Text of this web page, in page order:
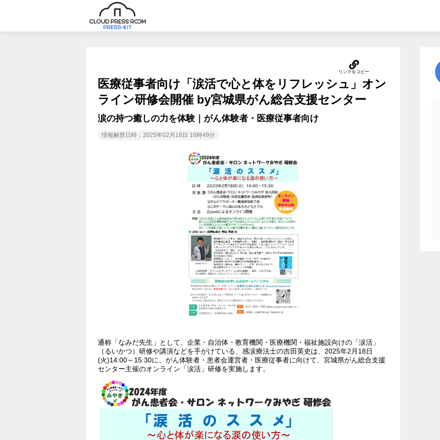
医療従事者向け「涙活で心と体をリフレッシュ」オン
ライン研修会開催 by宮城県がん総合支援センター
涙の持つ癒しの力を体験｜がん体験者・医療従事者向け
情報解禁日時：2025年02月18日 16時49分
通称「なみだ先生」として、企業・自治体・教育機関・医療機関・福祉施設向けの「涙活」
（るいかつ）研修や講演などを手がけている、感涙療法士の吉田英史は、2025年2月18日
(火)14:00～15:30に、がん体験者・患者会運営者・医療従事者に向けて、宮城県がん総合支援
センター主催のオンライン「涙活」研修を実施します。